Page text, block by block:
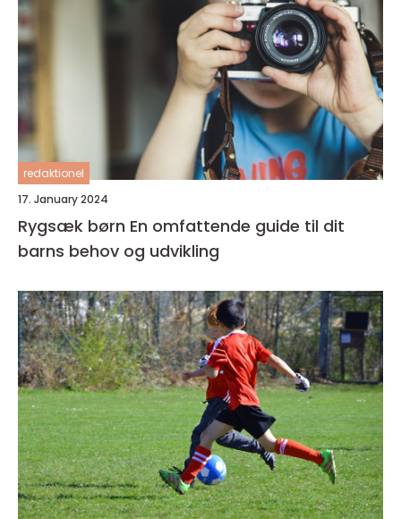
redaktionel
17. January 2024
Rygsæk børn En omfattende guide til dit
barns behov og udvikling